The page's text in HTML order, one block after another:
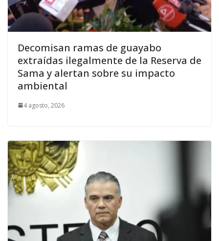
Decomisan ramas de guayabo
extraídas ilegalmente de la Reserva de
Sama y alertan sobre su impacto
ambiental
4 agosto, 2026